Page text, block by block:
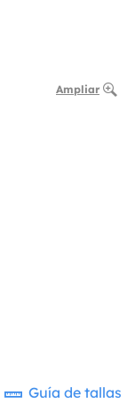
Ampliar
Guía de tallas